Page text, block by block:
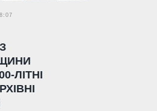
ЛІТНІ